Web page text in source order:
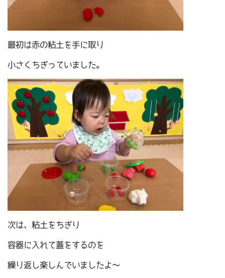
最初は赤の粘土を手に取り
小さくちぎっていました。
次は、粘土をちぎり
容器に入れて蓋をするのを
繰り返し楽しんでいましたよ～